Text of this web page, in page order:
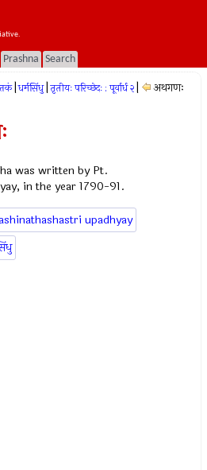
Prashna Search
धर्मसिंधु तृतीयः परिच्छेदः : पूर्वार्ध २ अथगणः
was written by Pt.
in the year 1790-91.
upadhyay